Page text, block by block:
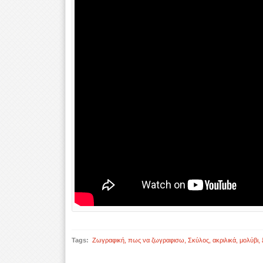
Tags: Ζωγραφική πως να ζωγραφισω Σκύλος ακριλικά μολύβι